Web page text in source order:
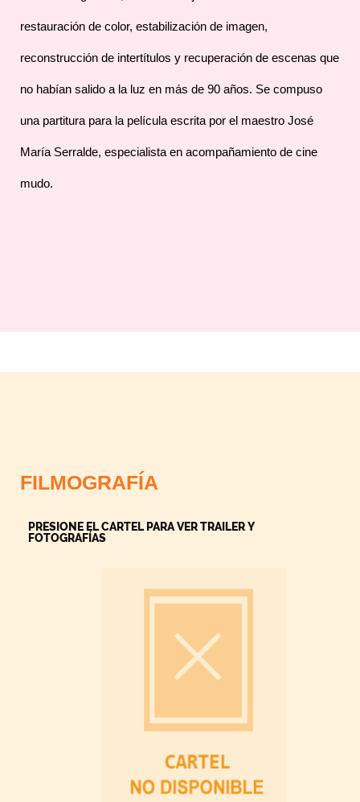
restauración de color, estabilización de imagen,
reconstrucción de intertítulos y recuperación de escenas que
no habían salido a la luz en más de 90 años. Se compuso
una partitura para la película escrita por el maestro José
María Serralde, especialista en acompañamiento de cine
mudo.
FILMOGRAFÍA
PRESIONE EL CARTEL PARA VER TRAILER Y
FOTOGRAFÍAS